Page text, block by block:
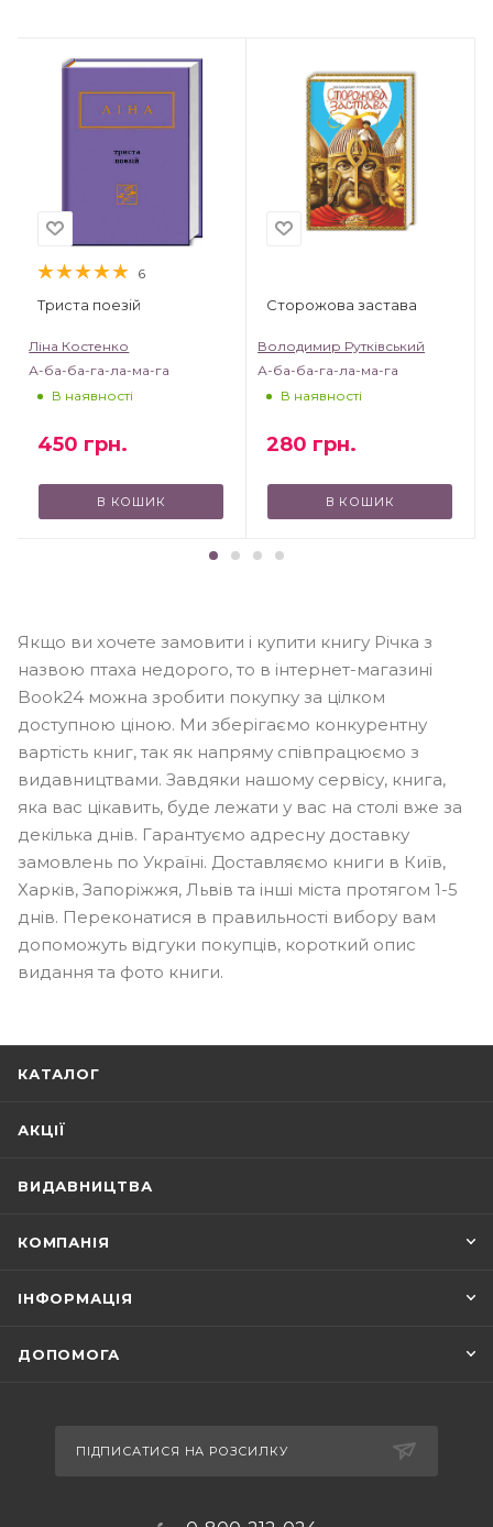
6
Триста поезій
Ліна Костенко
А-ба-ба-га-ла-ма-га
В наявності
450 грн.
В КОШИК
Сторожова застава
Володимир Рутківський
А-ба-ба-га-ла-ма-га
В наявності
280 грн.
В КОШИК
Якщо ви хочете замовити і купити книгу Річка з
назвою птаха недорого, то в інтернет-магазині
Book24 можна зробити покупку за цілком
доступною ціною. Ми зберігаємо конкурентну
вартість книг, так як напряму співпрацюємо з
видавництвами. Завдяки нашому сервісу, книга,
яка вас цікавить, буде лежати у вас на столі вже за
декілька днів. Гарантуємо адресну доставку
замовлень по Україні. Доставляємо книги в Київ,
Харків, Запоріжжя, Львів та інші міста протягом 1-5
днів. Переконатися в правильності вибору вам
допоможуть відгуки покупців, короткий опис
видання та фото книги.
КАТАЛОГ
АКЦІЇ
ВИДАВНИЦТВА
КОМПАНІЯ
ІНФОРМАЦІЯ
ДОПОМОГА
ПІДПИСАТИСЯ НА РОЗСИЛКУ